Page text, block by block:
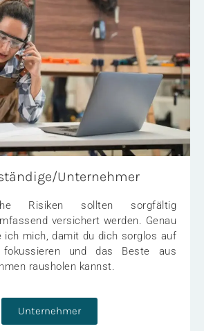
Unternehmer
Risiken sollten sorgfältig
versichert werden. Genau
ich mich, damit du dich sorglos auf
und das Beste aus
rausholen kannst.
Unternehmer